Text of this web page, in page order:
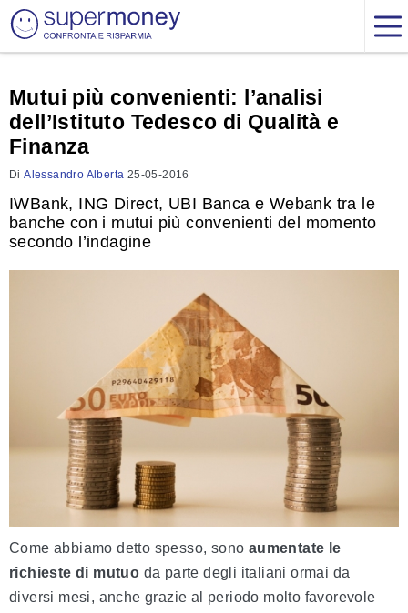
Mutui più convenienti: l’analisi
dell’Istituto Tedesco di Qualità e
Finanza
DiAlessandro Alberta 25-05-2016
IWBank, ING Direct, UBI Banca e Webank tra le
banche con i mutui più convenienti del momento
secondo l’indagine
Come abbiamo detto spesso, sono aumentate le
richieste di mutuo da parte degli italiani ormai da
diversi mesi, anche grazie al periodo molto favorevole